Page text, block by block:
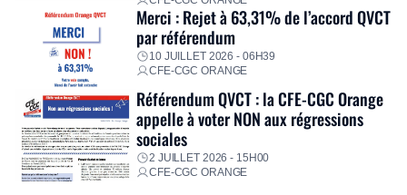
Merci : Rejet à 63,31% de l’accord QVCT
par référendum
10 JUILLET 2026 - 06H39
CFE-CGC ORANGE
Référendum QVCT : la CFE-CGC Orange
appelle à voter NON aux régressions
sociales
2 JUILLET 2026 - 15H00
CFE-CGC ORANGE